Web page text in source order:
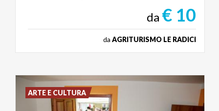
da € 10
da AGRITURISMO LE RADICI
ARTE E CULTURA